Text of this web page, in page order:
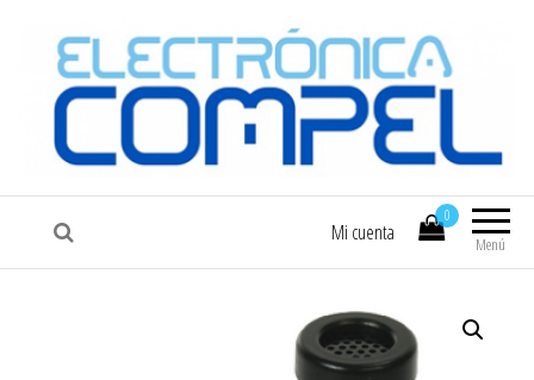
COMPEL Electrónica COMPEL
Menú
0
Mi cuenta